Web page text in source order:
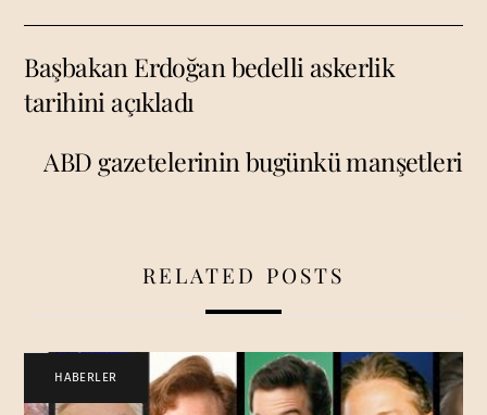
Başbakan Erdoğan bedelli askerlik
tarihini açıkladı
ABD gazetelerinin bugünkü manşetleri
RELATED POSTS
HABERLER